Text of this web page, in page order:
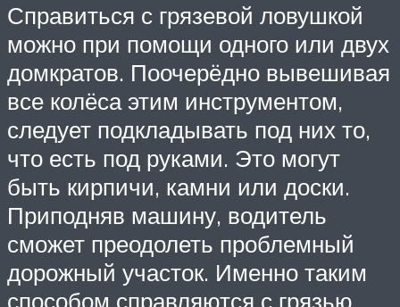
Справиться с грязевой ловушкой
можно при помощи одного или двух
домкратов. Поочерёдно вывешивая
все колёса этим инструментом,
следует подкладывать под них то,
что есть под руками. Это могут
быть кирпичи, камни или доски.
Приподняв машину, водитель
сможет преодолеть проблемный
дорожный участок. Именно таким
способом справляются с грязью